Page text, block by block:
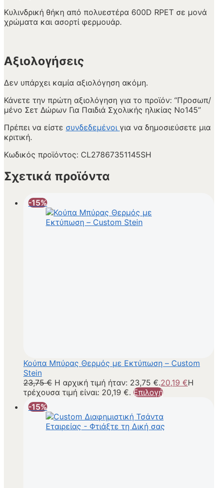
Κυλινδρική θήκη από πολυεστέρα 600D RPET σε μονά
χρώματα και ασορτί φερμουάρ.
Αξιολογήσεις
Δεν υπάρχει καμία αξιολόγηση ακόμη.
Κάνετε την πρώτη αξιολόγηση για το προϊόν: “Προσωπ/
μένο Σετ Δώρων Για Παιδιά Σχολικής ηλικίας Νο145”
Πρέπει να είστε συνδεδεμένοι για να δημοσιεύσετε μια
κριτική.
Κωδικός προϊόντος: CL27867351145SH
Σχετικά προϊόντα
-15%
Κούπα Μπύρας Θερμός με Εκτύπωση – Custom
Stein
23,75€ Η αρχική τιμή ήταν: 23,75 €.20,19 €Η
τρέχουσα τιμή είναι: 20,19 €. Επιλογή
-15%